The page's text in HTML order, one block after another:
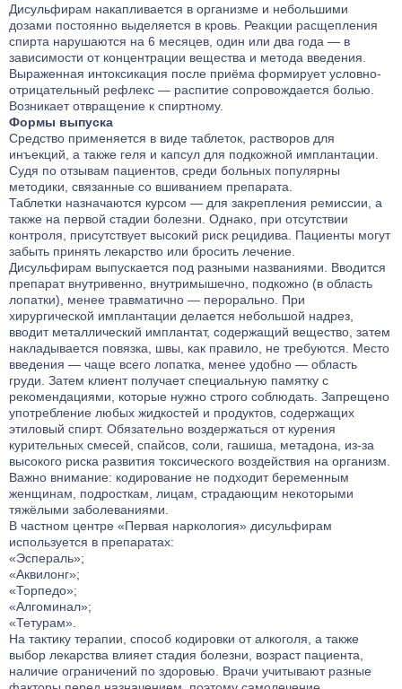
Дисульфирам накапливается в организме и небольшими
дозами постоянно выделяется в кровь. Реакции расщепления
спирта нарушаются на 6 месяцев, один или два года — в
зависимости от концентрации вещества и метода введения.
Выраженная интоксикация после приёма формирует условно-
отрицательный рефлекс — распитие сопровождается болью.
Возникает отвращение к спиртному.
Формы выпуска
Средство применяется в виде таблеток, растворов для
инъекций, а также геля и капсул для подкожной имплантации.
Судя по отзывам пациентов, среди больных популярны
методики, связанные со вшиванием препарата.
Таблетки назначаются курсом — для закрепления ремиссии, а
также на первой стадии болезни. Однако, при отсутствии
контроля, присутствует высокий риск рецидива. Пациенты могут
забыть принять лекарство или бросить лечение.
Дисульфирам выпускается под разными названиями. Вводится
препарат внутривенно, внутримышечно, подкожно (в область
лопатки), менее травматично — перорально. При
хирургической имплантации делается небольшой надрез,
вводит металлический имплантат, содержащий вещество, затем
накладывается повязка, швы, как правило, не требуются. Место
введения — чаще всего лопатка, менее удобно — область
груди. Затем клиент получает специальную памятку с
рекомендациями, которые нужно строго соблюдать. Запрещено
употребление любых жидкостей и продуктов, содержащих
этиловый спирт. Обязательно воздержаться от курения
курительных смесей, спайсов, соли, гашиша, метадона, из-за
высокого риска развития токсического воздействия на организм.
Важно внимание: кодирование не подходит беременным
женщинам, подросткам, лицам, страдающим некоторыми
тяжёлыми заболеваниями.
В частном центре «Первая наркология» дисульфирам
используется в препаратах:
«Эспераль»;
«Аквилонг»;
«Торпедо»;
«Алгоминал»;
«Тетурам».
На тактику терапии, способ кодировки от алкоголя, а также
выбор лекарства влияет стадия болезни, возраст пациента,
наличие ограничений по здоровью. Врачи учитывают разные